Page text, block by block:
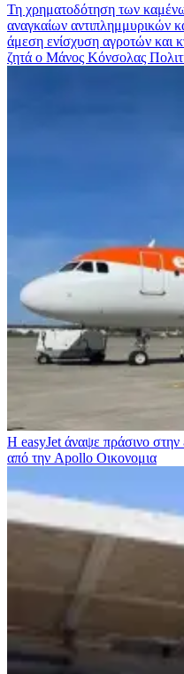
Τη χρηματοδότηση των
αναγκαίων αντιπλημμυρικών
άμεση ενίσχυση αγροτών και
ζητά ο Μάνος Κόνσολας
Η easyJet άναψε πράσινο στην
από την Apollo Οικονομια